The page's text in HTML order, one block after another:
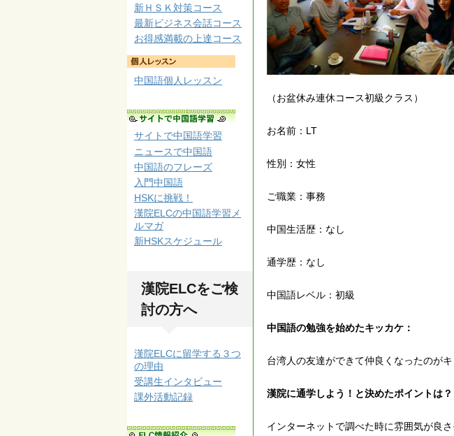
（お盆休み連休コース初級クラス）
お名前：LT
性別：女性
ご職業：事務
中国生活歴：なし
通学歴：なし
中国語レベル：初級
中国語の勉強を始めたキッカケ：
台湾人の友達ができて仲良くなったのが
漢院に通学しよう！と決めたポイントは？
インターネットで調べた時に雰囲気が良
新ＨＳＫ対策コース
最新ビジネス会話コース
お得感満載の上達コース
中国語個人レッスン
サイトで中国語学習
ニュースで中国語
中国語のフレーズ
入門中国語
HSKに挑戦！
漢院ELCの中国語学習メ
ルマガ
新HSKスケジュール
漢院ELCをご検
討の方へ
漢院ELCに留学する３つ
の理由
受講生インタビュー
課外活動記録